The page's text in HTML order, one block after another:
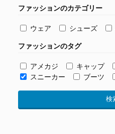
ファッションのカテゴリー
ウェア シューズ
ファッションのタグ
アメカジ キャップ
スニーカー
ブーツ